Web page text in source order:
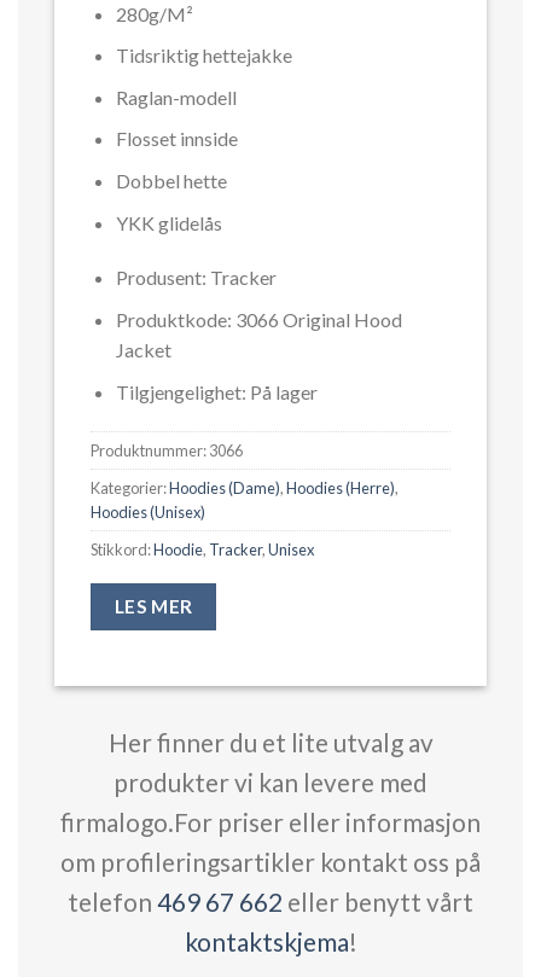
280g/M²
Tidsriktig hettejakke
Raglan-modell
Flosset innside
Dobbel hette
YKK glidelås
Produsent: Tracker
Produktkode: 3066 Original Hood
Jacket
Tilgjengelighet: På lager
Produktnummer:3066
Kategorier:Hoodies (Dame),Hoodies (Herre),
Hoodies (Unisex)
Stikkord:Hoodie, Tracker,Unisex
LES MER
Her finner du et lite utvalg av
produkter vi kan levere med
firmalogo.For priser eller informasjon
om profileringsartikler kontakt oss på
telefon 469 67 662 eller benytt vårt
kontaktskjema!